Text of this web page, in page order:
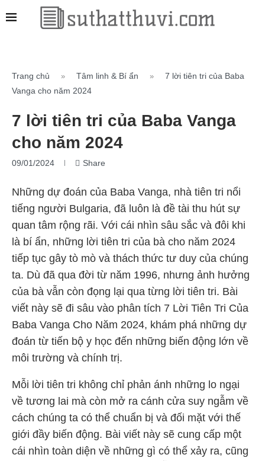
Trang chủ » Tâm linh & Bí ẩn »
7 lời tiên tri của Baba
Vanga cho năm 2024
7 lời tiên tri của Baba Vanga
cho năm 2024
09/01/2024 Share
Những dự đoán của Baba Vanga, nhà tiên tri nổi
tiếng người Bulgaria, đã luôn là đề tài thu hút sự
quan tâm rộng rãi. Với cái nhìn sâu sắc và đôi khi
là bí ẩn, những lời tiên tri của bà cho năm 2024
tiếp tục gây tò mò và thách thức tư duy của chúng
ta. Dù đã qua đời từ năm 1996, nhưng ảnh hưởng
của bà vẫn còn đọng lại qua từng lời tiên tri. Bài
viết này sẽ đi sâu vào phân tích 7 Lời Tiên Tri Của
Baba Vanga Cho Năm 2024, khám phá những dự
đoán từ tiến bộ y học đến những biến động lớn về
môi trường và chính trị.
Mỗi lời tiên tri không chỉ phản ánh những lo ngại
về tương lai mà còn mở ra cánh cửa suy ngẫm về
cách chúng ta có thể chuẩn bị và đối mặt với thế
giới đầy biến động. Bài viết này sẽ cung cấp một
cái nhìn toàn diện về những gì có thể xảy ra, cũng